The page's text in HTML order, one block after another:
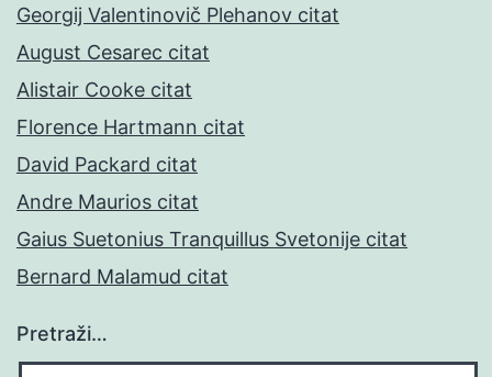
Georgij Valentinovič Plehanov citat
August Cesarec citat
Alistair Cooke citat
Florence Hartmann citat
David Packard citat
Andre Maurios citat
Gaius Suetonius Tranquillus Svetonije citat
Bernard Malamud citat
Pretraži…